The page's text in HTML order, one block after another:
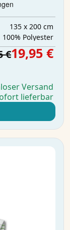
135 x 200 cm
‎100% Polyester
€19,95 €
Versand
lieferbar